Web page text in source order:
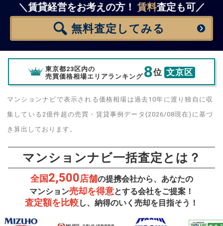
＼賃貸経営をお考えの方！ 賃料査定も可／
無料査定 してみる
東京都23区内の
売買価格相場エリアランキング 8位 文京区
マンションナビで表示される価格相場は過去10年に渡り独自に収
集している2億件超の売買・賃貸事例データ(2026/08現在)に基づ
き算出しております。
マンションナビ一括査定とは？
全国2,500店舗の提携会社から、あなたの
マンション売却を得意とする会社をご提案！
査定額を比較し、納得のいく売却を目指そう！